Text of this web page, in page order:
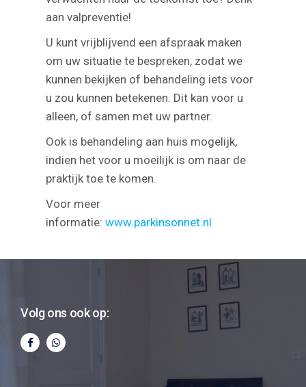
aan valpreventie!
U kunt vrijblijvend een afspraak maken
om uw situatie te bespreken, zodat we
kunnen bekijken of behandeling iets voor
u zou kunnen betekenen. Dit kan voor u
alleen, of samen met uw partner.
Ook is behandeling aan huis mogelijk,
indien het voor u moeilijk is om naar de
praktijk toe te komen.
Voor meer
informatie: www.parkinsonnet.nl
Volg ons ook op: